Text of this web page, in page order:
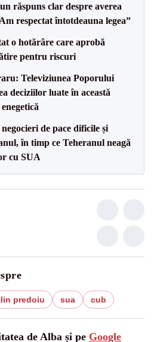
răspuns clar despre averea
respectat întotdeauna legea”
o hotărâre care aprobă
pentru riscuri
Televiziunea Poporului
deciziilor luate în această
de pace dificile și
în timp ce Teheranul neagă
cu SUA
predoiu sua cub
de Alba și pe Google